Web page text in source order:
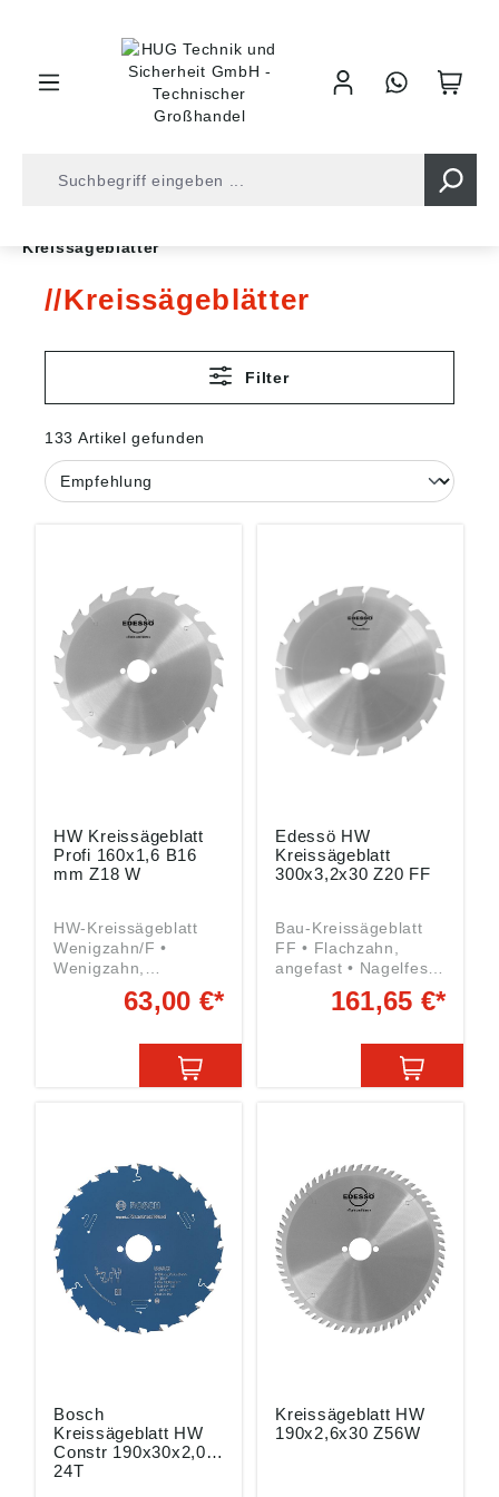
Kreissägeblätter
Kreissägeblätter
Filter
133 Artikel gefunden
HW Kreissägeblatt
Profi 160x1,6 B16
mm Z18 W
HW-Kreissägeblatt
Wenigzahn/F •
Wenigzahn,
geschliffen • Zum
groben Trennen von
Weichhölzern
Black&Decker, Bosch,
Kreissägen Angaben
gemäß
Produktsicherheitsver
ordnung ((EU)
2023/998): TKM
GmbH, In der Fleute
18, 42897
Remscheid, DE,
info@tkmgroup.com
63,00 €*
Edessö HW
Kreissägeblatt
300x3,2x30 Z20 FF
Bau-Kreissägeblatt
FF • Flachzahn,
angefast • Nagelfest
und unempfindlich
gegen Betonreste
DeWalt, Elektra, ELU,
Felisatti, Haager,
Holz Her, Holzkraft,
gemäß
Produktsicherheitsver
ordnung ((EU)
2023/998): TKM
GmbH, In der Fleute
18, 42897
Remscheid, DE,
info@tkmgroup.com
161,65 €*
Bosch
Kreissägeblatt HW
Constr 190x30x2,0
24T
Kreissägeblatt HW
190x2,6x30 Z56W